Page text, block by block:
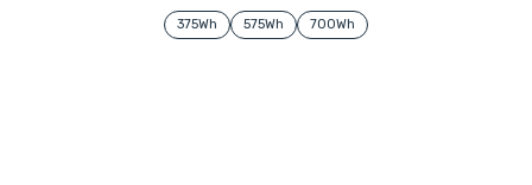
375Wh 575Wh 700Wh